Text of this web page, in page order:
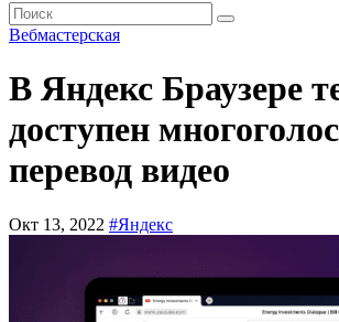
Вебмастерская
В Яндекс Браузере
доступен
перевод видео
Окт 13, 2022 #Яндекс